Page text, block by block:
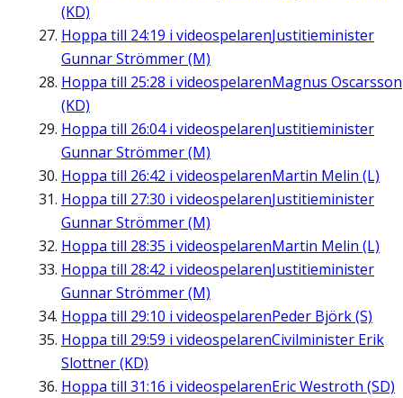
(KD)
Hoppa till 24:19 i videospelarenJustitieminister
Gunnar Strömmer (M)
Hoppa till 25:28 i videospelarenMagnus Oscarsson
(KD)
Hoppa till 26:04i videospelarenJustitieminister
Gunnar Strömmer (M)
Hoppa till 26:42 i videospelarenMartin Melin (L)
Hoppa till 27:30 i videospelarenJustitieminister
Gunnar Strömmer (M)
Hoppa till 28:35 i videospelarenMartin Melin (L)
Hoppa till 28:42 i videospelarenJustitieminister
Gunnar Strömmer (M)
Hoppa till 29:10 i videospelarenPeder Björk (S)
Hoppa till 29:59 i videospelarenCivilminister Erik
Slottner (KD)
Hoppa till 31:16 i videospelarenEric Westroth (SD)